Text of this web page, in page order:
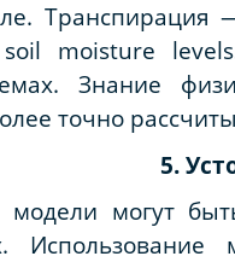
Транспирация
soil moisture
Знание
точно
5.
модели могут